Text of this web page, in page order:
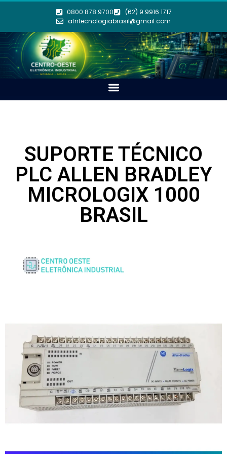
0800 878 9700
(62) 9 9916 1717
atntecnologiabrasil@gmail.com
SUPORTE TÉCNICO
PLC ALLEN BRADLEY
MICROLOGIX 1000
BRASIL